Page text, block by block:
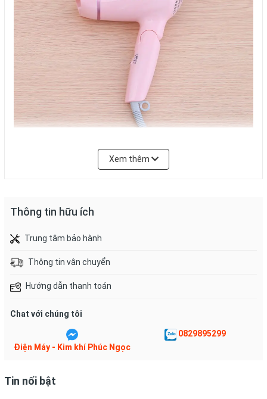
Tay cầm có thể xếp gọn, kèm thêm móc treo rất tiện dụng
Luồng gió mạnh của máy sấy giúp đẩy nhanh dòng khí nóng ấm
Xem thêm
Thông tin hữu ích
Trung tâm bảo hành
Thông tin vận chuyển
Hướng dẫn thanh toán
Chat với chúng tôi
Điện Máy - Kim khí Phúc Ngọc
0829895299
Tin nổi bật